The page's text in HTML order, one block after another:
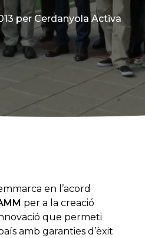
per Cerdanyola Activa
en l’acord
per a la creació
que permeti
amb garanties d’èxit